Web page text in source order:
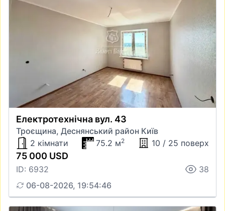
Електротехнічна вул. 43
Троєщина, Деснянський район Київ
2 кімнати
75.2 м2 10 / 25 поверх
75 000 USD
ID: 6932
38
06-08-2026, 19:54:46